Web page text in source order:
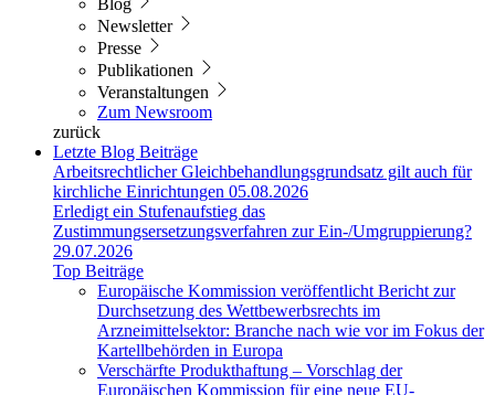
Blog
Newsletter
Presse
Publikationen
Veranstaltungen
Zum Newsroom
zurück
Letzte Blog Beiträge
Arbeitsrechtlicher Gleichbehandlungsgrundsatz gilt auch für
kirchliche Einrichtungen 05.08.2026
Erledigt ein Stufenaufstieg das
Zustimmungsersetzungsverfahren zur Ein-/Umgruppierung?
29.07.2026
Top Beiträge
Europäische Kommission veröffentlicht Bericht zur
Durchsetzung des Wettbewerbsrechts im
Arzneimittelsektor: Branche nach wie vor im Fokus der
Kartellbehörden in Europa
Verschärfte Produkthaftung – Vorschlag der
Europäischen Kommission für eine neue EU-